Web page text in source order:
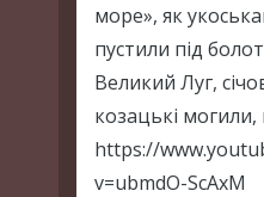
море», як
пустили під
Великий Луг,
козацькі
https://
v=ubmdO-ScAxM